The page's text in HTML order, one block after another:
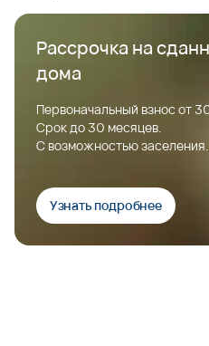
Рассрочка на
дома
Первоначальный взнос от
Срок до 30 месяцев.
С возможностью заселения.
Узнать подробнее